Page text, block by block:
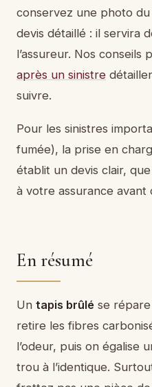
conservez une photo
devis détaillé : il servira
l’assureur. Nos conseils
après un sinistre
suivre.
Pour les sinistres
fumée), la prise en
établit un devis clair,
à votre assurance avant
En résumé
Un tapis brûlé se
retire les fibres
l’odeur, puis on égalise
trou à l’identique.